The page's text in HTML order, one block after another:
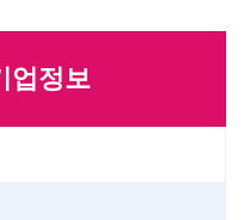
업정보